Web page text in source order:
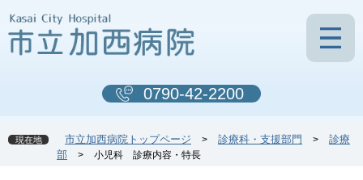
ー
ジ
。
ニ
ュ
て
0790-42-2200
現在地 市立加西病院トップページ > 診療科・支援部門 >
診療
部
> 小児科 診療内容・特長